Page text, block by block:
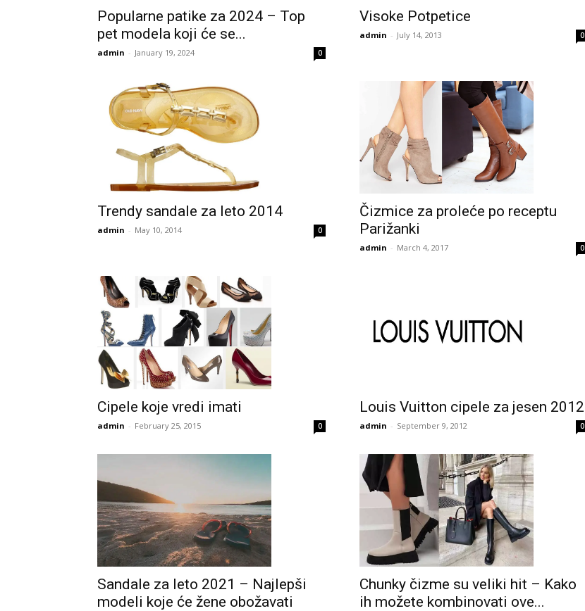
Popularne patike za 2024 – Top
pet modela koji će se...
admin - January 19, 2024 0
Visoke Potpetice
admin - July 14, 2013 0
Trendy sandale za leto 2014
admin - May 10, 2014 0
Čizmice za proleće po receptu
Parižanki
admin - March 4, 2017 0
Cipele koje vredi imati
admin - February 25, 2015 0
Louis Vuitton cipele za jesen 2012
admin - September 9, 2012 0
Sandale za leto 2021 – Najlepši
modeli koje će žene obožavati
Chunky čizme su veliki hit – Kako
ih možete kombinovati ove...